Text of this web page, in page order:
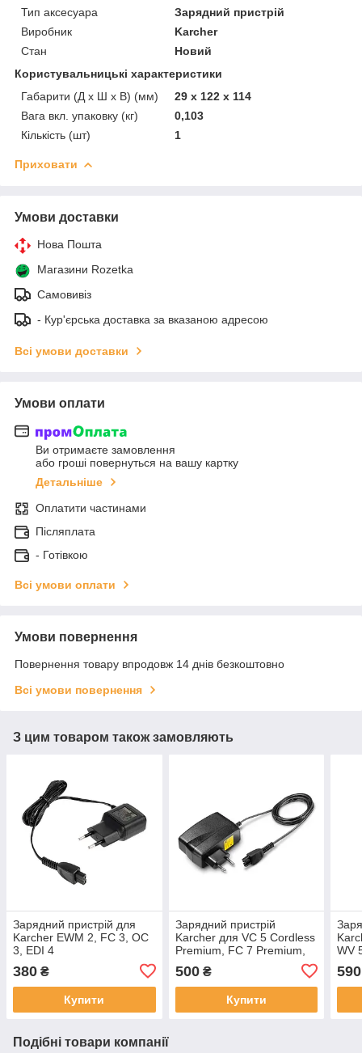
Тип аксесуара
Зарядний пристрій
Виробник
Karcher
Стан
Новий
Користувальницькі характеристики
Габарити (Д x Ш x В) (мм)
29 x 122 x 114
Вага вкл. упаковку (кг)
0,103
Кількість (шт)
1
Приховати
Умови доставки
Нова Пошта
Магазини Rozetka
Самовивіз
- Кур'єрська доставка за вказаною адресою
Всі умови доставки
Умови оплати
Ви отримаєте замовлення
або гроші повернуться на вашу картку
Детальніше
Оплатити частинами
Післяплата
- Готівкою
Всі умови оплати
Умови повернення
Повернення товару впродовж 14 днів безкоштовно
Всі умови повернення
З цим товаром також замовляють
Зарядний пристрій для
Karcher EWM 2, FC 3, ОС
3, EDI 4
380 ₴
Купити
Зарядний пристрій
Karcher для VC 5 Cordless
Premium, FC 7 Premium,
500₴
Купити
WV
590
Подібні товари компанії